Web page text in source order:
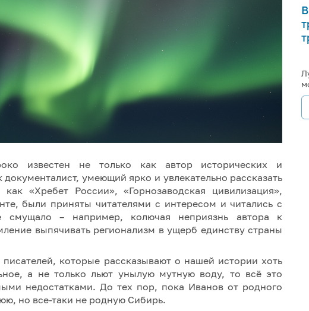
известен не только как автор исторических и
умеющий ярко и увлекательно рассказать
«Хребет России», «Горнозаводская цивилизация»,
были приняты читателями с интересом и читались с
смущало – например, колючая неприязнь автора к
выпячивать регионализм в ущерб единству страны
которые рассказывают о нашей истории хоть
а не только льют унылую мутную воду, то всё это
недостатками. До тех пор, пока Иванов от родного
но все-таки не родную Сибирь.